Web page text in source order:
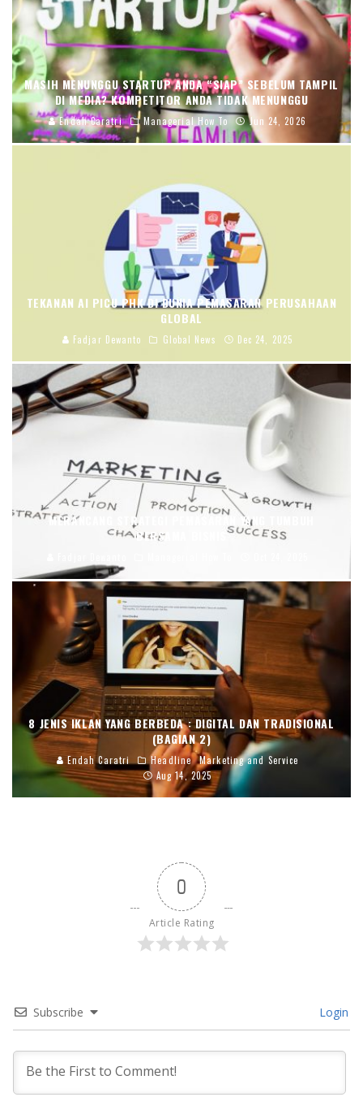
MASIH MENUNGGU STARTUP ANDA “SIAP” SEBELUM TAMPIL
DI MEDIA? KOMPETITOR ANDA TIDAK MENUNGGU
Endah Caratri Managerial How To Jun 24, 2026
TEKANAN AI PICU PHK DI DUNIA PEMASARAN PERUSAHAAN
GLOBAL
Fadjar Dewanto Global News Dec 24, 2025
MERANCANG STRATEGI PEMASARAN YANG TUMBUH
BERSAMA BISNIS
8 JENIS IKLAN YANG BERBEDA : DIGITAL DAN TRADISIONAL
(BAGIAN 2)
Endah Caratri Headline
Marketing and Service
Aug 14, 2025
0
Article Rating
Subscribe Login